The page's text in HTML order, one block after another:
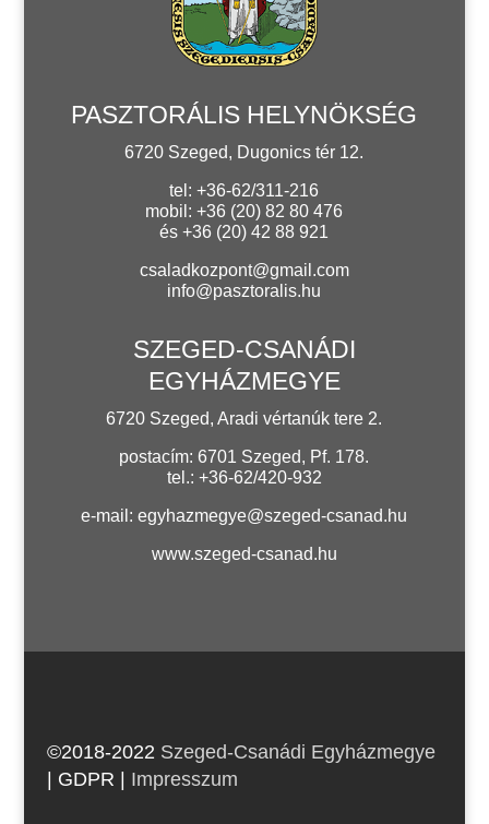
PASZTORÁLIS HELYNÖKSÉG
6720 Szeged, Dugonics tér 12.
tel: +36-62/311-216
mobil: +36 (20) 82 80 476
és +36 (20) 42 88 921
csaladkozpont@gmail.com
info@pasztoralis.hu
SZEGED-CSANÁDI
EGYHÁZMEGYE
6720 Szeged, Aradi vértanúk tere 2.
postacím: 6701 Szeged, Pf. 178.
tel.: +36-62/420-932
e-mail:egyhazmegye@szeged-csanad.hu
www.szeged-csanad.hu
©2018-2022 Szeged-Csanádi Egyházmegye
| GDPR | Impresszum